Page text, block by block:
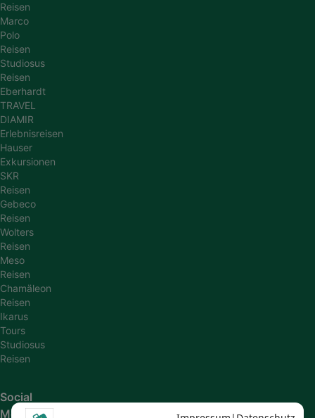
Reisen
Marco
Polo
Reisen
Studiosus
Reisen
Eberhardt
TRAVEL
DIAMIR
Erlebnisreisen
Hauser
Exkursionen
SKR
Reisen
Gebeco
Reisen
Wolters
Reisen
Meso
Reisen
Chamäleon
Reisen
Ikarus
Tours
Studiosus
Reisen
Social
Media